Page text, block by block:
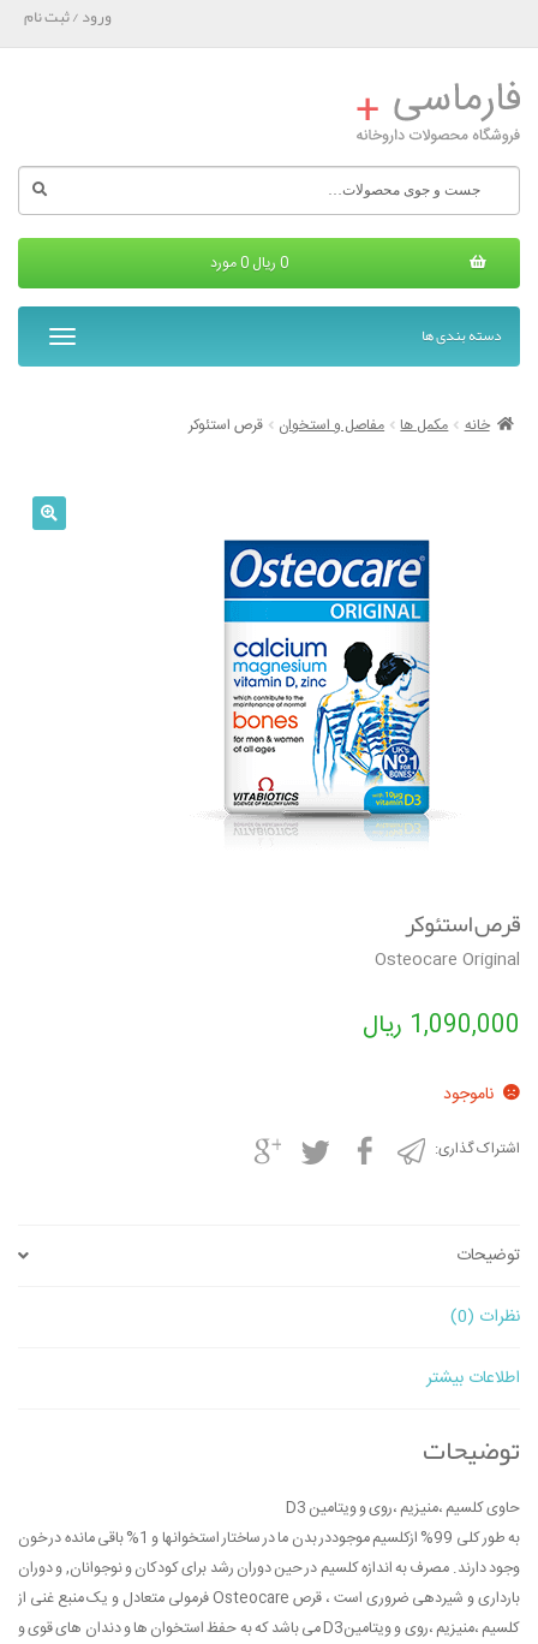
ورود / ثبت نام
جستجو
0 ریال 0 مورد
دسته بندی ها
T
o
n
a
خانه مکمل ها مفاصل و استخوان قرص استئوکر
قرص استئوکر
Osteocare Original
1,090,000 ریال
ناموجود
اشتراک گذاری:
توضیحات
نظرات (0)
اطلاعات بیشتر
توضیحات
حاوی کلسیم ،منیزیم ،روی و ویتامین D3
به طور کلی 99% ازکلسیم موجوددر بدن ما در ساختار استخوانها و 1% باقی مانده در خون
وجود دارند. مصرف به اندازه کلسیم در حین دوران رشد برای کودکان و نوجوانان, و دوران
بارداری و شیردهی ضروری است ، قرص Osteocare فرمولی متعادل و یک منبع غنی از
کلسیم ،منیزیم ،روی و ویتامینD3 می باشد که به حفظ استخوان ها و دندان های قوی و